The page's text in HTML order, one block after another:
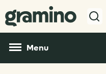
Menu